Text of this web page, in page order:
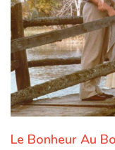
Le Bonheur Au